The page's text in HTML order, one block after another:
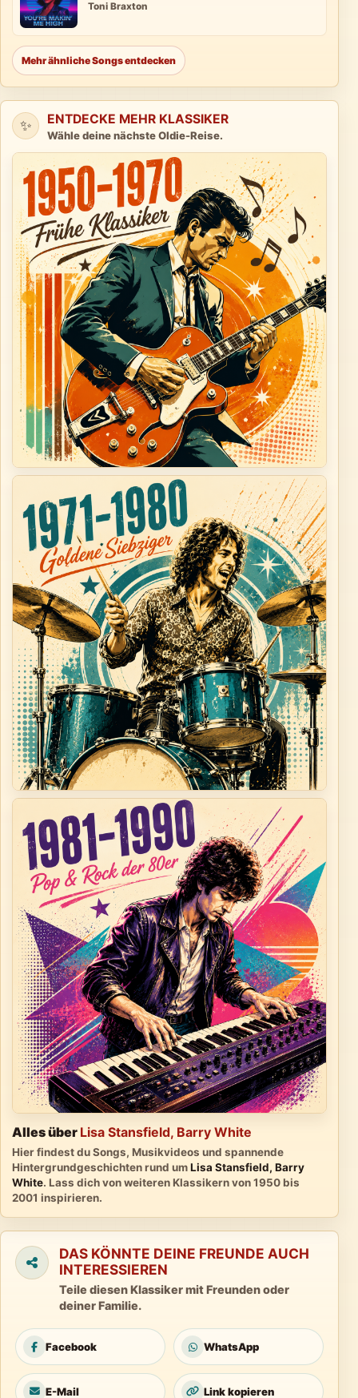
Toni Braxton
Mehr ähnliche Songs entdecken
✨ ENTDECKE MEHR KLASSIKER
Wähle deine nächste Oldie-Reise.
Alles über Lisa Stansfield, Barry White
Hier findest du Songs, Musikvideos und spannende
Hintergrundgeschichten rund umLisa Stansfield, Barry
White. Lass dich von weiteren Klassikern von 1950 bis
2001 inspirieren.
DAS KÖNNTE DEINE FREUNDE AUCH
INTERESSIEREN
Teile diesen Klassiker mit Freunden oder
deiner Familie.
Facebook WhatsApp
E-Mail Link kopieren